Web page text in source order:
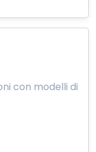
con modelli di